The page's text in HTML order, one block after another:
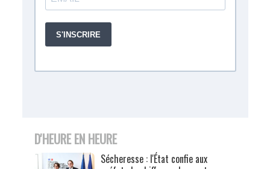
D'HEURE EN HEURE
Sécheresse : l'État confie aux